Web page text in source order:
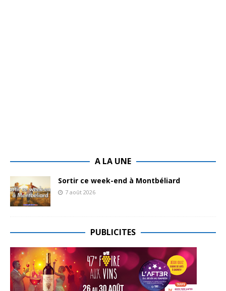
A LA UNE
Sortir ce week-end à Montbéliard
7 août 2026
PUBLICITES